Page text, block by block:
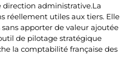
administrative.La
réellement utiles aux tiers. Elle
apporter de valeur ajoutée
de pilotage stratégique
la comptabilité française des